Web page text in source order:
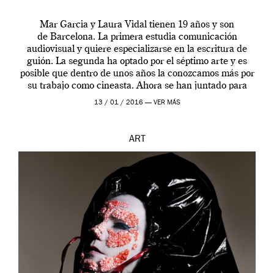
Mar Garcia y Laura Vidal tienen 19 años y son
de Barcelona. La primera estudia comunicación
audiovisual y quiere especializarse en la escritura de
guión. La segunda ha optado por el séptimo arte y es
posible que dentro de unos años la conozcamos más por
su trabajo como cineasta. Ahora se han juntado para
contarnos una […]
13 / 01 / 2016 — VER MÁS
ART